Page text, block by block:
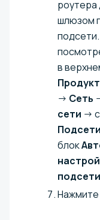
роутера
шлюзом
в
→ Сеть
сети →
Подсети
блок
подсети
Нажмите